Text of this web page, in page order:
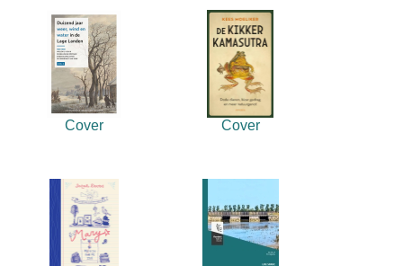
Cover Cover